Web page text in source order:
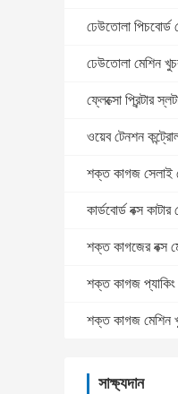
ঢেউতোলা পিচবোর্ড
ঢেউতোলা মেশিন
ফ্লেক্সো প্রিন্টার
ওয়েব টেনশন
শক্ত কাগজ সেলাই
কার্ডবোর্ড বক্স কাটার
শক্ত কাগজের বক্স
শক্ত কাগজ প্যাকিং
শক্ত কাগজ মেশিন
সাক্ষ্যদান